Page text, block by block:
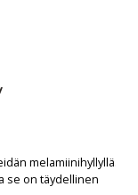
melamiinihyllyllä.
se on täydellinen